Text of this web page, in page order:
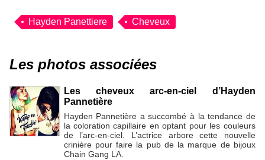
Hayden Panettiere Cheveux
Les photos associées
Les cheveux arc-en-ciel d’Hayden
Pannetière
Hayden Pannetière a succombé à la tendance de
la coloration capillaire en optant pour les couleurs
de l’arc-en-ciel. L’actrice arbore cette nouvelle
crinière pour faire la pub de la marque de bijoux
Chain Gang LA.